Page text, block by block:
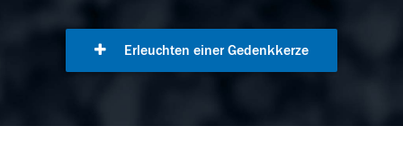
Erleuchten einer Gedenkkerze